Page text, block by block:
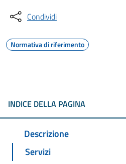
Condividi
Normativa di riferimento
INDICE DELLA PAGINA
Descrizione
Servizi